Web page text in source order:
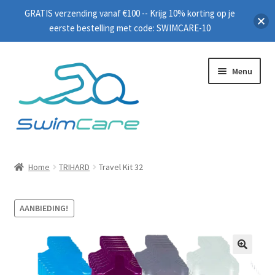
Menu
Peddels
Plankjes
Home TRIHARD Travel Kit 32
AANBIEDING!
🔍
GRATIS verzending vanaf €100 -- Krijg 10% korting op je
eerste bestelling met code: SWIMCARE-10